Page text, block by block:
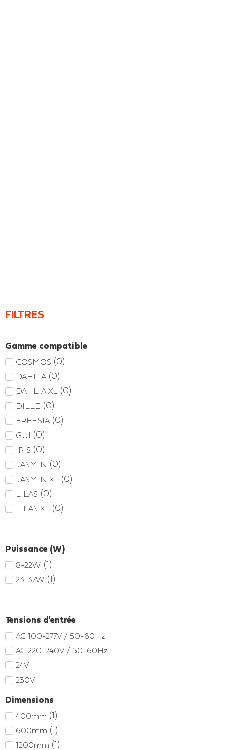
FILTRES
Gamme compatible
COSMOS (0)
DAHLIA (0)
DAHLIA XL (0)
DILLE (0)
FREESIA (0)
GUI (0)
IRIS (0)
JASMIN (0)
JASMIN XL (0)
LILAS (0)
LILAS XL (0)
Puissance (W)
8-22W (1)
23-37W (1)
Tensions d'entrée
AC 100-277V / 50-60Hz
AC 220-240V / 50-60Hz
24V
230V
Dimensions
400mm (1)
600mm (1)
1200mm (1)